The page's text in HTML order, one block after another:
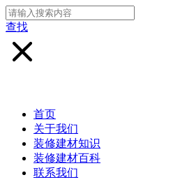
查找
首页
关于我们
装修建材知识
装修建材百科
联系我们